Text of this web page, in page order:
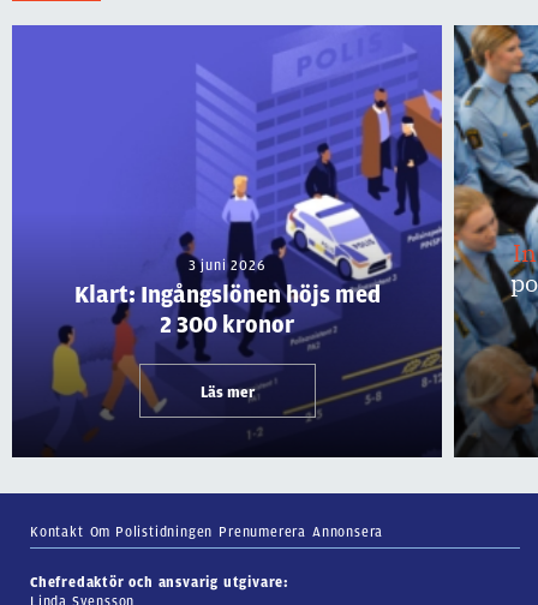
3 juni 2026
Klart: Ingångslönen höjs med
2 300 kronor
Läs mer
Kontakt Om Polistidningen Prenumerera Annonsera
Chefredaktör och ansvarig utgivare:
Linda Svensson